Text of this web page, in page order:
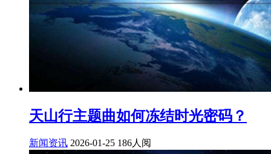
天山行主题曲如何冻结时光密码？
新闻资讯 2026-01-25 186人阅